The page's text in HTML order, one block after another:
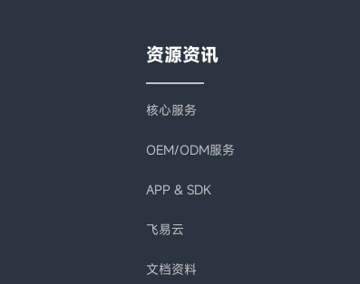
资源资讯
核心服务
OEM/ODM服务
APP & SDK
飞易云
文档资料